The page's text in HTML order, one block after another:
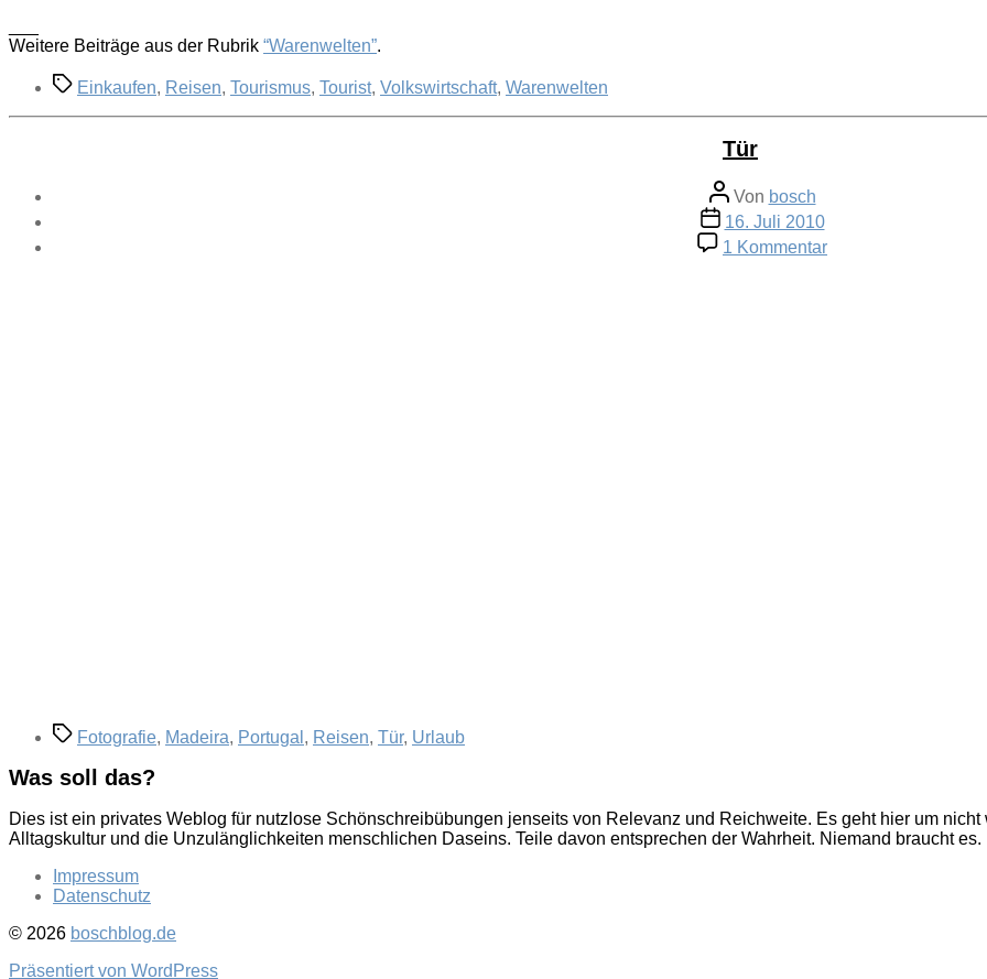
Weitere Beiträge aus der Rubrik “Warenwelten”.
Schlagwörter
Einkaufen, Reisen, Tourismus, Tourist, Volkswirtschaft, Warenwelten
Tür
Beitragsautor
Von bosch
Veröffentlichungsdatum
16. Juli 2010
1 Kommentarzu
Tür
Schlagwörter
Fotografie, Madeira, Portugal , Reisen, Tür, Urlaub
Was soll das?
Dies ist ein privates Weblog für nutzlose Schönschreibübungen jenseits von Relevanz und Reichweite. Es geht hier um
Alltagskultur und die Unzulänglichkeiten menschlichen Daseins. Teile davon entsprechen der Wahrheit. Niemand braucht es.
Impressum
Datenschutz
© 2026 boschblog.de
Präsentiert von WordPress